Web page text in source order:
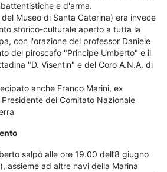
e d'arma.
Museo di Santa Caterina) era invece
storico-culturale aperto a tutta la
con l'orazione del professor Daniele
del piroscafo "Principe Umberto" e il
"D. Visentin" e del Coro A.N.A. di
anche Franco Marini, ex
del Comitato Nazionale
salpò alle ore 19.00 dell’8 giugno
assieme ad altre navi della Marina